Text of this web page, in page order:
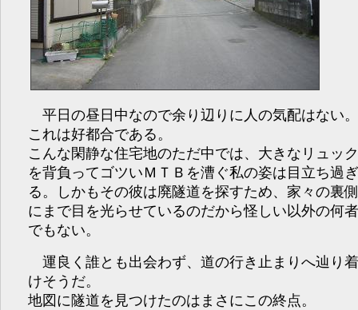
平日の昼日中なので余り辺りに人の気配はない
これは好都合である。
こんな閑静な住宅地のただ中では、大きなリュッ
を背負ってゴツいＭＴＢを漕ぐ私の姿は目立ち過
る。しかもその彼は廃隧道を探すため、家々の裏
にまで目を光らせているのだから怪しい以外の何
でもない。
運良く誰とも出会わず、道の行き止まりへ辿り
けそうだ。
地図に隧道を見つけたのはまさにこの終点。